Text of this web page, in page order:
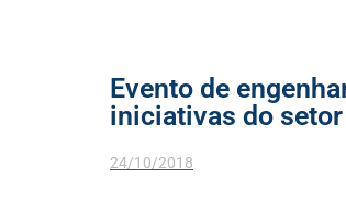
Evento de
iniciativas do setor
24/10/2018